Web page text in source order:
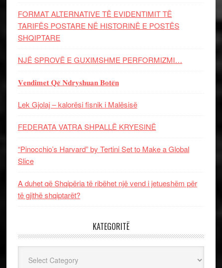
FORMAT ALTERNATIVE TË EVIDENTIMIT TË
TARIFËS POSTARE NË HISTORINË E POSTËS
SHQIPTARE
NJË SPROVË E GUXIMSHME PERFORMIZMI…
𝐕𝐞𝐧𝐝𝐢𝐦𝐞𝐭 𝐐𝐞̈ 𝐍𝐝𝐫𝐲𝐬𝐡𝐮𝐚𝐧 𝐁𝐨𝐭𝐞̈𝐧
Lek Gjolaj – kalorësi fisnik i Malësisë
FEDERATA VATRA SHPALLË KRYESINË
“Pinocchio’s Harvard” by Tertini Set to Make a Global
Slice
A duhet që Shqipëria të ribëhet një vend i jetueshëm për
të gjithë shqiptarët?
KATEGORITË